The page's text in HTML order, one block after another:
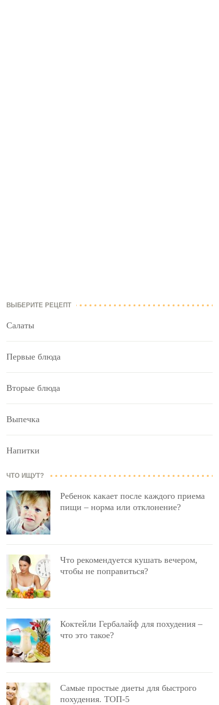
ВЫБЕРИТЕ РЕЦЕПТ
Салаты
Первые блюда
Вторые блюда
Выпечка
Напитки
ЧТО ИЩУТ?
Ребенок какает после каждого приема
пищи – норма или отклонение?
Что рекомендуется кушать вечером,
чтобы не поправиться?
Коктейли Гербалайф для похудения –
что это такое?
Самые простые диеты для быстрого
похудения. ТОП-5